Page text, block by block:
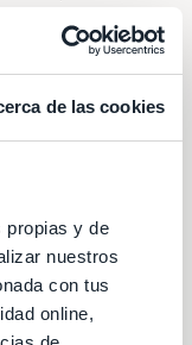
de las cookies
propias y de
nuestros
con tus
online,
cual va
con el paso
de óvulos,
medicación
recluten
óvulos.
hecho de
ovárica,
antes.